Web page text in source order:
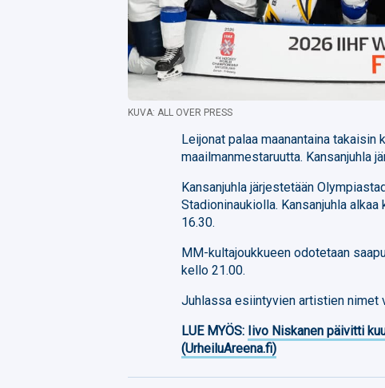
KUVA: ALL OVER PRESS
Leijonat palaa maanantaina takaisin
maailmanmestaruutta. Kansanjuhla
Kansanjuhla järjestetään
Stadioninaukiolla. Kansanjuhla
16.30.
MM-kultajoukkueen odotetaan
kello 21.00.
Juhlassa esiintyvien artistien nimet
LUE MYÖS: Iivo Niskanen päivitti
(UrheiluAreena.fi)